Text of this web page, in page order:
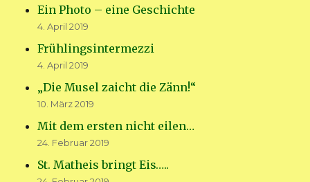
Ein Photo – eine Geschichte
4. April 2019
Frühlingsintermezzi
4. April 2019
„Die Musel zaicht die Zänn!“
10. März 2019
Mit dem ersten nicht eilen…
24. Februar 2019
St. Matheis bringt Eis…..